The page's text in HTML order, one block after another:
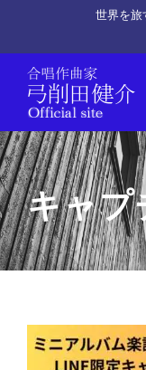
世界を旅
キャプ